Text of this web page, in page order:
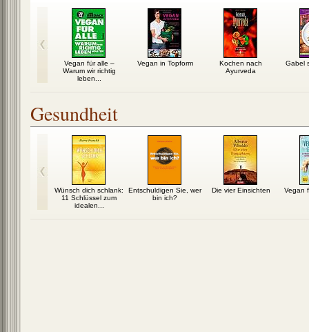
Vegan für alle –
Warum wir richtig
leben...
Vegan in Topform
Kochen nach
Ayurveda
Gabel
Gesundheit
Wünsch dich schlank:
11 Schlüssel zum
idealen...
Entschuldigen Sie, wer
bin ich?
Die vier Einsichten Vegan